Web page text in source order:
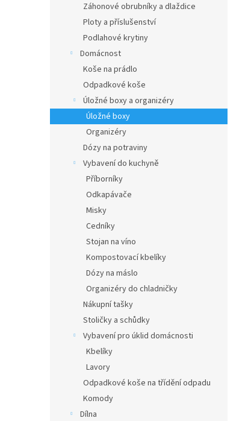
Záhonové obrubníky a dlaždice
Ploty a příslušenství
Podlahové krytiny
Domácnost
Koše na prádlo
Odpadkové koše
Úložné boxy a organizéry
Úložné boxy
Organizéry
Dózy na potraviny
Vybavení do kuchyně
Příborníky
Odkapávače
Misky
Cedníky
Stojan na víno
Kompostovací kbelíky
Dózy na máslo
Organizéry do chladničky
Nákupní tašky
Stoličky a schůdky
Vybavení pro úklid domácnosti
Kbelíky
Lavory
Odpadkové koše na třídění odpadu
Komody
Dílna